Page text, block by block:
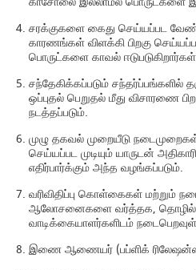
சரக்குகளை கைது செய்யப்பட
காரணங்கள் விளக்கி பிறகு
பொருட்களை காவல்
சந்தேகிக்கப்படும் சந்தர்ப்பங்களில்
ஒப்புதல் பெறுதல் மீது விசாரணை
நடத்தப்படும்.
முழு தகவல் முறையீடு
செய்யப்பட முடியும் யாருடன்
எதிர்பார்க்கும் அந்த வழங்கப்படும்.
வரிவிதிப்பு கொள்கைகள் மற்றும்
ஆலோசனைகளை வர்த்தக,
வாடிக்கையாளர்களிடம்
இணை ஆணையர் (பப்ளிக்